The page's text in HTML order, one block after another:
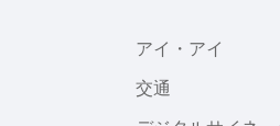
アイ・アイ
交通